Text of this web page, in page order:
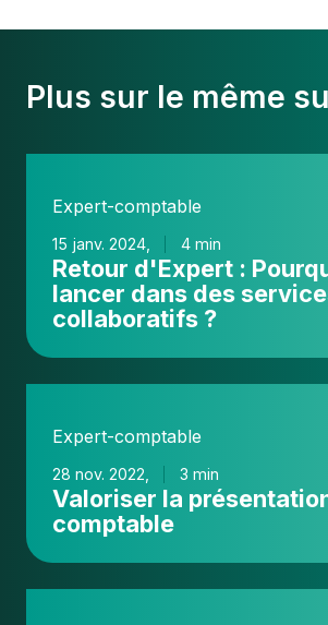
Plus sur le même
Pourquoi
lancer
dans
des
Expert-comptable
15 janv. 2024, 4 min
Retour d'Expert :
lancer dans des
collaboratifs ?
présentation
bilan
comptable
Expert-comptable
28 nov. 2022, 3 min
Valoriser la
comptable